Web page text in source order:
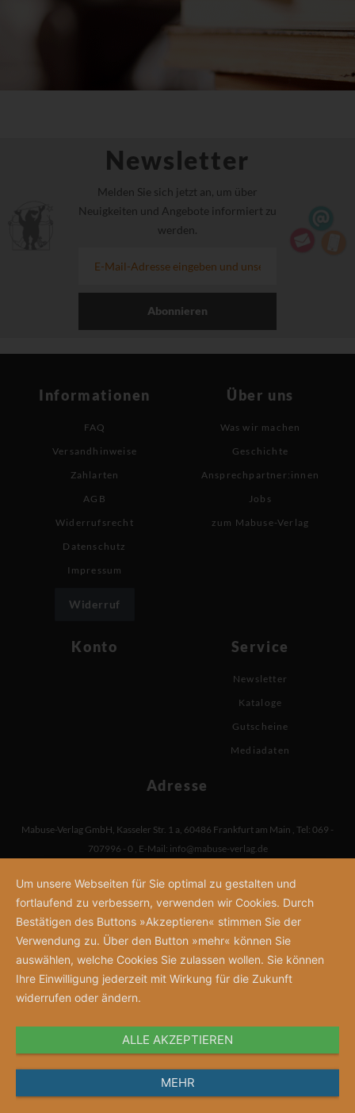
Newsletter
Melden Sie sich jetzt an, um über
Neuigkeiten und Angebote informiert zu
werden.
Abonnieren
Informationen
FAQ
Versandhinweise
Zahlarten
AGB
Widerrufsrecht
Datenschutz
Impressum
Widerruf
Über uns
Was wir machen
Geschichte
Ansprechpartner:innen
Jobs
zum Mabuse-Verlag
Konto Service
Newsletter
Kataloge
Gutscheine
Mediadaten
Adresse
Mabuse-Verlag GmbH, Kasseler Str. 1 a, 60486 Frankfurt am Main , Tel: 069 -
707996 - 0 , E-Mail: info@mabuse-verlag.de
Um unsere Webseiten für Sie optimal zu gestalten und
fortlaufend zu verbessern, verwenden wir Cookies. Durch
Bestätigen des Buttons »Akzeptieren« stimmen Sie der
Verwendung zu. Über den Button »mehr« können Sie
auswählen, welche Cookies Sie zulassen wollen. Sie können
Ihre Einwilligung jederzeit mit Wirkung für die Zukunft
widerrufen oder ändern.
ALLE AKZEPTIEREN
MEHR